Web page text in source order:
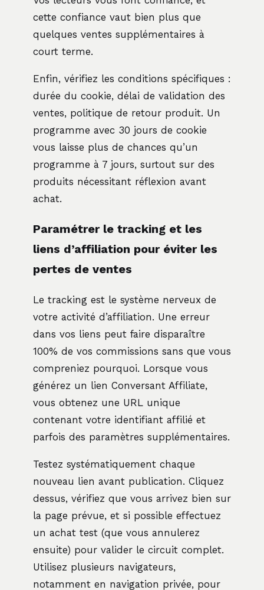
cette confiance vaut bien plus que
quelques ventes supplémentaires à
court terme.
Enfin, vérifiez les conditions spécifiques :
durée du cookie, délai de validation des
ventes, politique de retour produit. Un
programme avec 30 jours de cookie
vous laisse plus de chances qu’un
programme à 7 jours, surtout sur des
produits nécessitant réflexion avant
achat.
Paramétrer le tracking et les
liens d’affiliation pour éviter les
pertes de ventes
Le tracking est le système nerveux de
votre activité d’affiliation. Une erreur
dans vos liens peut faire disparaître
100% de vos commissions sans que vous
compreniez pourquoi. Lorsque vous
générez un lien Conversant Affiliate,
vous obtenez une URL unique
contenant votre identifiant affilié et
parfois des paramètres supplémentaires.
Testez systématiquement chaque
nouveau lien avant publication. Cliquez
dessus, vérifiez que vous arrivez bien sur
la page prévue, et si possible effectuez
un achat test (que vous annulerez
ensuite) pour valider le circuit complet.
Utilisez plusieurs navigateurs,
notamment en navigation privée, pour